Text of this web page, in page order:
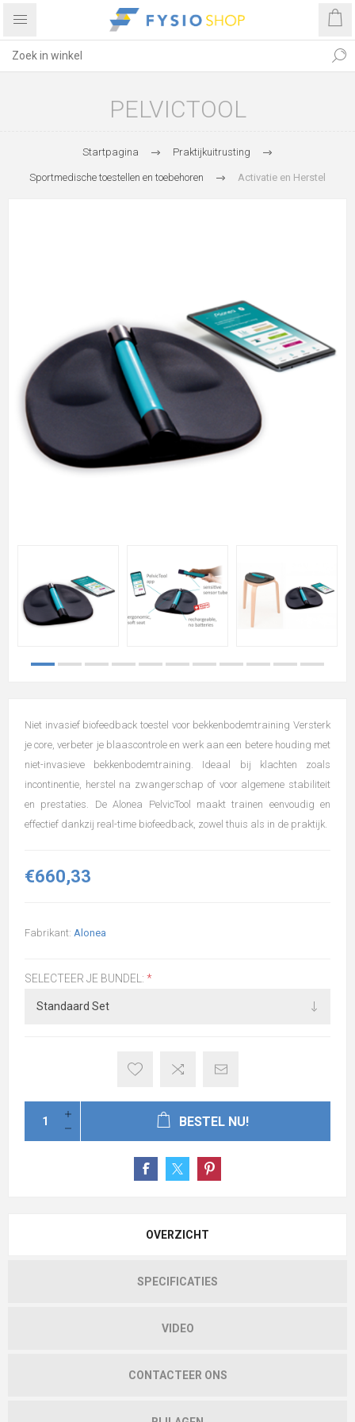
PELVICTOOL
Startpagina Praktijkuitrusting
Sportmedische toestellen en toebehoren Activatie en Herstel
Niet invasief biofeedback toestel voor bekkenbodemtraining Versterk
je core, verbeter je blaascontrole en werk aan een betere houding met
niet-invasieve bekkenbodemtraining. Ideaal bij klachten zoals
incontinentie, herstel na zwangerschap of voor algemene stabiliteit
en prestaties. De Alonea PelvicTool maakt trainen eenvoudig en
effectief dankzij real-time biofeedback, zowel thuis als in de praktijk.
€660,33
Fabrikant: Alonea
SELECTEER JE BUNDEL: *
BESTEL NU!
OVERZICHT
SPECIFICATIES
VIDEO
CONTACTEER ONS